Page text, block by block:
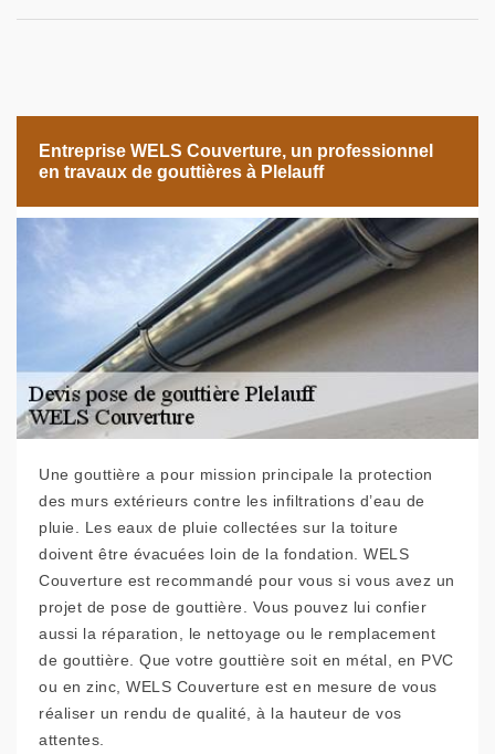
Entreprise WELS Couverture, un professionnel
en travaux de gouttières à Plelauff
Une gouttière a pour mission principale la protection
des murs extérieurs contre les infiltrations d’eau de
pluie. Les eaux de pluie collectées sur la toiture
doivent être évacuées loin de la fondation. WELS
Couverture est recommandé pour vous si vous avez un
projet de pose de gouttière. Vous pouvez lui confier
aussi la réparation, le nettoyage ou le remplacement
de gouttière. Que votre gouttière soit en métal, en PVC
ou en zinc, WELS Couverture est en mesure de vous
réaliser un rendu de qualité, à la hauteur de vos
attentes.